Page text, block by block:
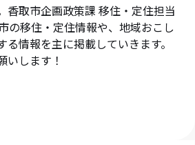
香取市企画政策課 移住・定住担当
の移住・定住情報や、地域おこし
る情報を主に掲載していきます。
いします！